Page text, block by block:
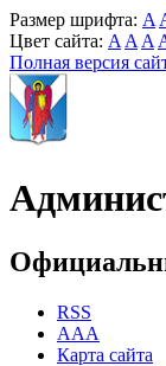
Размер шрифта: A
Цвет сайта: A A A
Полная версия
RSS
AAA
Карта сайта